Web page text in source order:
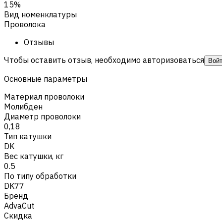
15%
Вид номенклатуры
Проволока
Отзывы
Чтобы оставить отзыв, необходимо авторизоваться
Основные параметры
Материал проволоки
Молибден
Диаметр проволоки
0,18
Тип катушки
DK
Вес катушки, кг
0.5
По типу обработки
DK77
Бренд
AdvaCut
Скидка